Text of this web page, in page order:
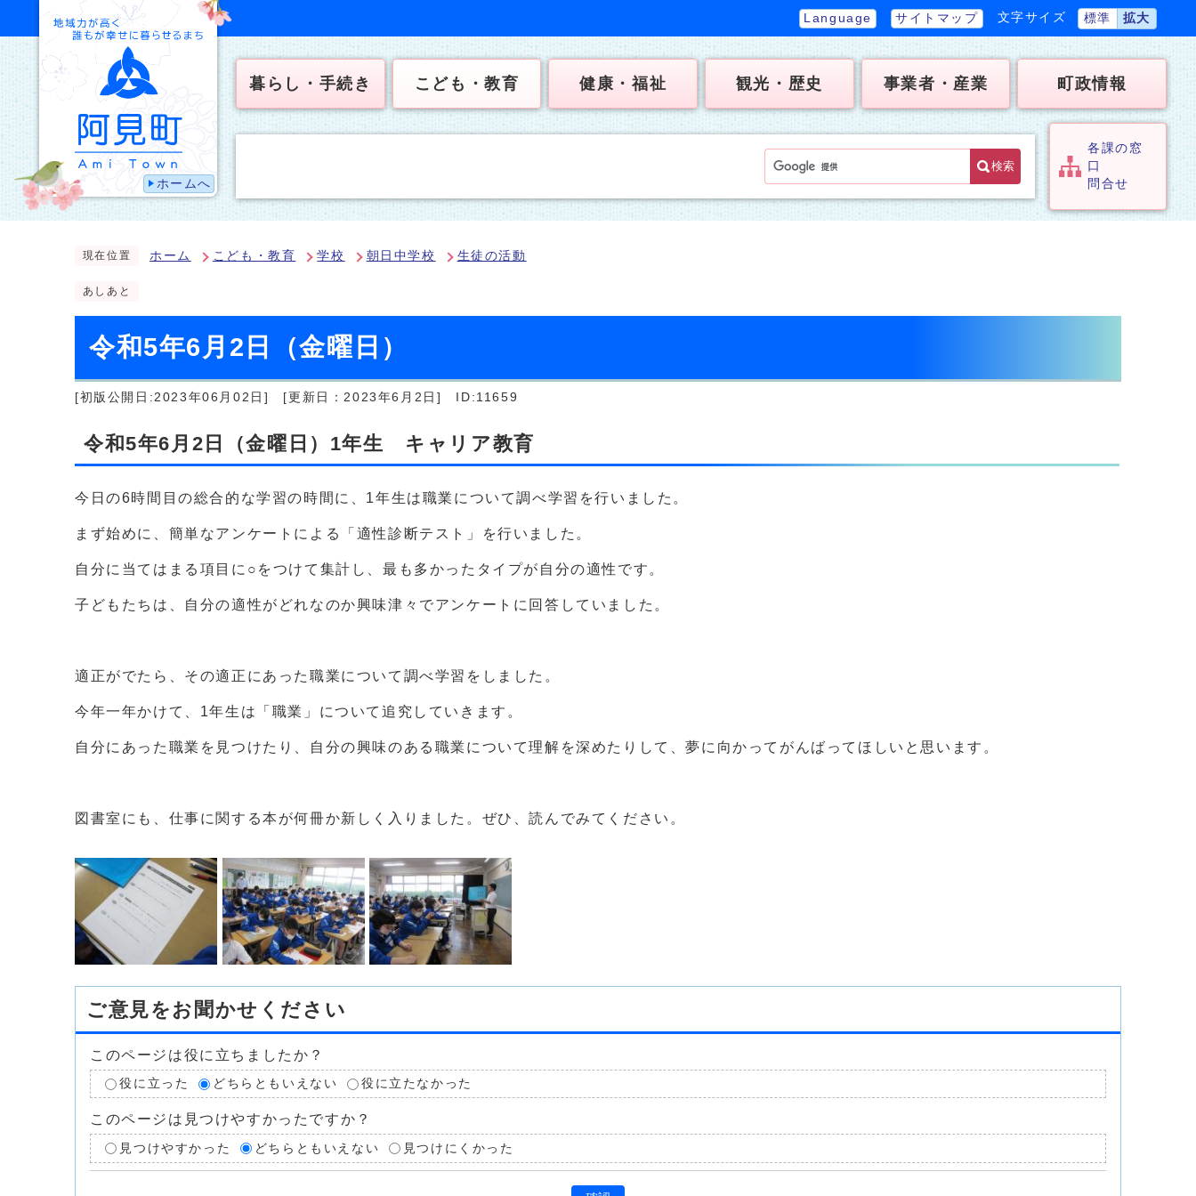
ホームへ
Language サイトマップ 文字サイズ 標準 拡大
暮らし・手続き こども・教育 健康・福祉 観光・歴史 事業者・産業 町政情報
検索
各課の窓
口
問合せ
現在位置 ホーム こども・教育 学校 朝日中学校 生徒の活動
あしあと
令和5年6月2日（金曜日）
[初版公開日:2023年06月02日] [更新日：2023年6月2日] ID:11659
令和5年6月2日（金曜日）1年生 キャリア教育
今日の6時間目の総合的な学習の時間に、1年生は職業について調べ学習を行いました。
まず始めに、簡単なアンケートによる「適性診断テスト」を行いました。
自分に当てはまる項目に○をつけて集計し、最も多かったタイプが自分の適性です。
子どもたちは、自分の適性がどれなのか興味津々でアンケートに回答していました。
適正がでたら、その適正にあった職業について調べ学習をしました。
今年一年かけて、1年生は「職業」について追究していきます。
自分にあった職業を見つけたり、自分の興味のある職業について理解を深めたりして、夢に向かってがんばってほしいと思います。
図書室にも、仕事に関する本が何冊か新しく入りました。ぜひ、読んでみてください。
ご意見をお聞かせください
このページは役に立ちましたか？
役に立った どちらともいえない 役に立たなかった
このページは見つけやすかったですか？
見つけやすかった どちらともいえない 見つけにくかった